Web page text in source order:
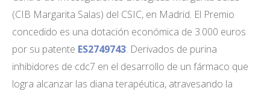
(CIB Margarita Salas) del CSIC, en Madrid. El Premio
concedido es una dotación económica de 3.000 euros
por su patente ES2749743: Derivados de purina
inhibidores de cdc7 en el desarrollo de un fármaco que
logra alcanzar las diana terapéutica, atravesando la